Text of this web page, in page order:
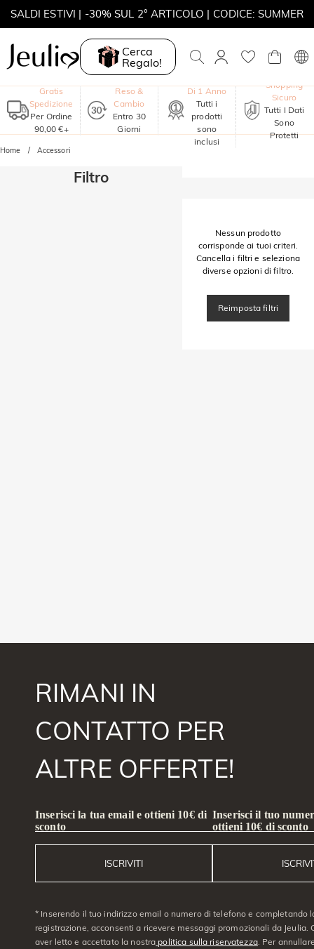
SALDI ESTIVI | -30% SUL 2° ARTICOLO | CODICE: SUMMER
MOVE MY WAY | ACQUISTA 3, COLLANA IN REGALO
Cerca
Regalo!
Gratis
Spedizione
Per Ordine
90,00 €+
Reso &
Cambio
Entro 30
Giorni
Di 1 Anno
Tutti i
prodotti
sono
inclusi
Shopping
Sicuro
Tutti I Dati
Sono
Protetti
Home Accessori
Filtro
Nessun prodotto
corrisponde ai tuoi criteri.
Cancella i filtri e seleziona
diverse opzioni di filtro.
Reimposta filtri
RIMANI IN
CONTATTO PER
ALTRE OFFERTE!
Inserisci la tua email e ottieni 10€ di
sconto
ISCRIVITI
Inserisci il tuo
ottieni 10€ di sconto
* Inserendo il tuo indirizzo email o numero di telefono e completando
registrazione, acconsenti a ricevere messaggi promozionali da Jeulia.
aver letto e accettato la nostra politica sulla riservatezza. Per